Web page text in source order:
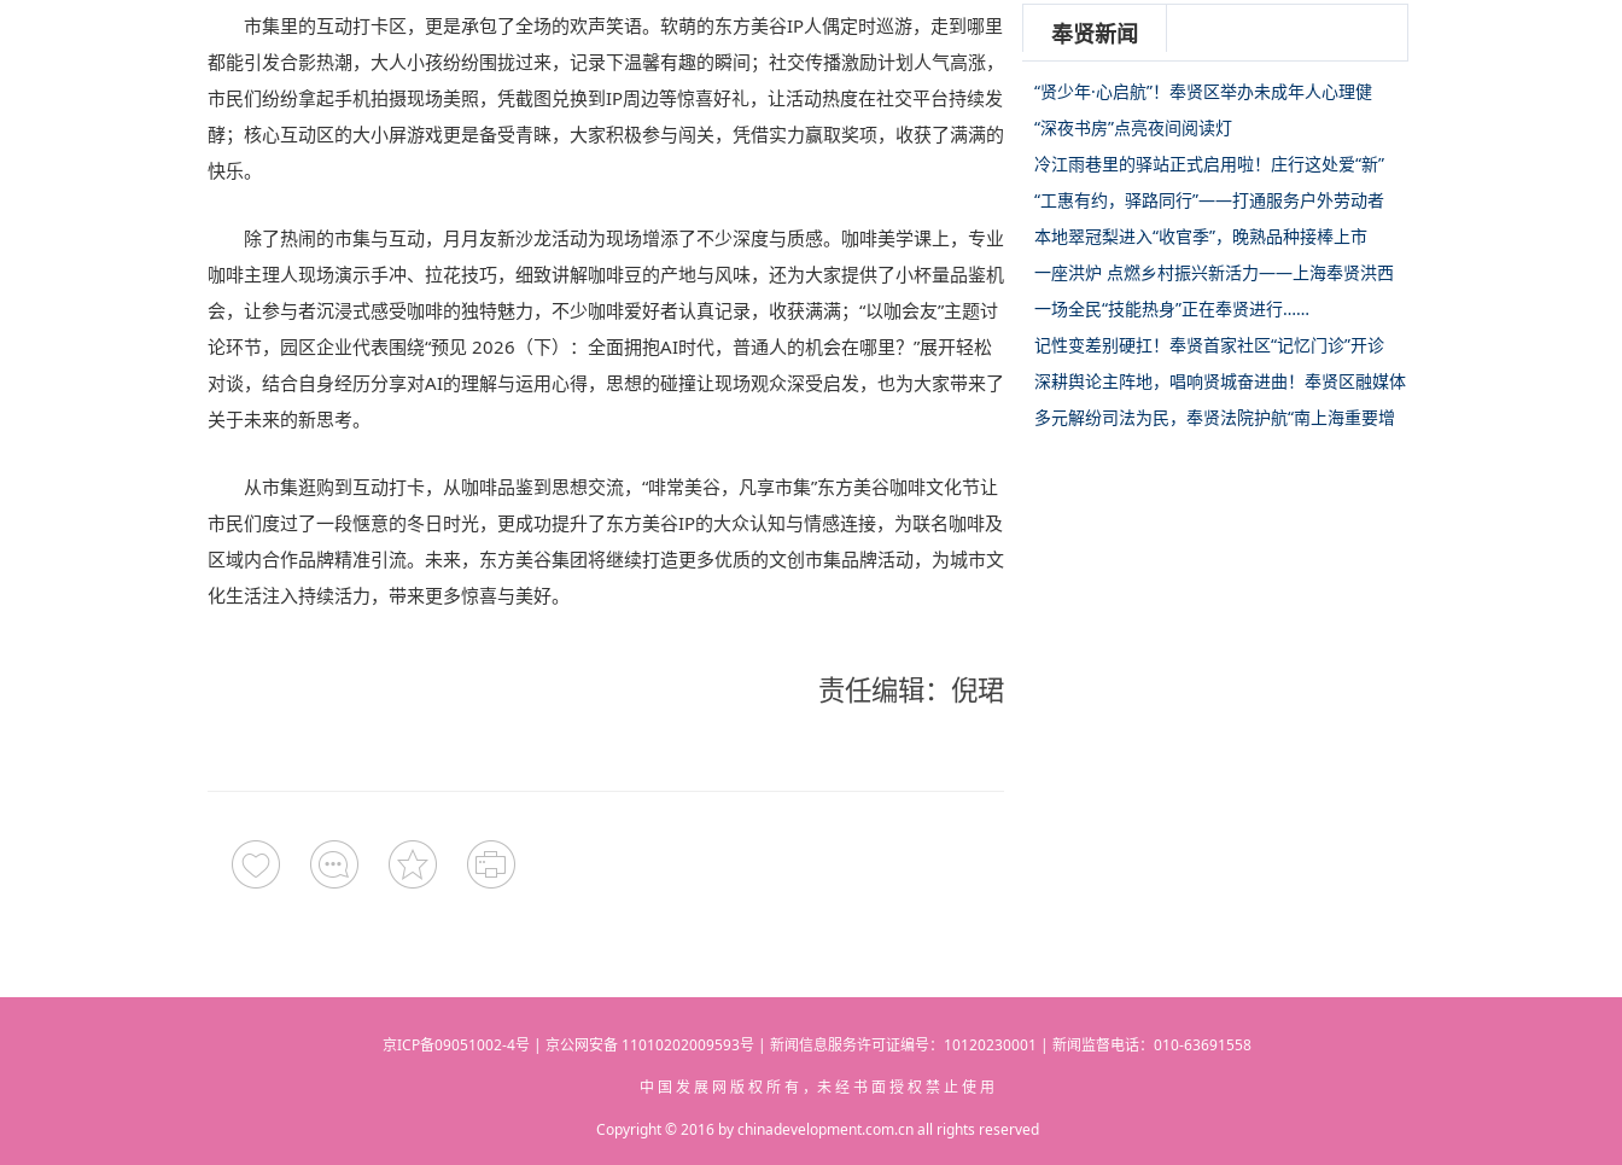
市集里的互动打卡区，更是承包了全场的欢声笑语。软萌的东方美谷IP人偶定时巡游，走到哪里
都能引发合影热潮，大人小孩纷纷围拢过来，记录下温馨有趣的瞬间；社交传播激励计划人气高涨，
市民们纷纷拿起手机拍摄现场美照，凭截图兑换到IP周边等惊喜好礼，让活动热度在社交平台持续发
酵；核心互动区的大小屏游戏更是备受青睐，大家积极参与闯关，凭借实力赢取奖项，收获了满满的
快乐。
除了热闹的市集与互动，月月友新沙龙活动为现场增添了不少深度与质感。咖啡美学课上，专业
咖啡主理人现场演示手冲、拉花技巧，细致讲解咖啡豆的产地与风味，还为大家提供了小杯量品鉴机
会，让参与者沉浸式感受咖啡的独特魅力，不少咖啡爱好者认真记录，收获满满；“以咖会友”主题讨
论环节，园区企业代表围绕“预见 2026（下）：全面拥抱AI时代，普通人的机会在哪里？”展开轻松
对谈，结合自身经历分享对AI的理解与运用心得，思想的碰撞让现场观众深受启发，也为大家带来了
关于未来的新思考。
从市集逛购到互动打卡，从咖啡品鉴到思想交流，“啡常美谷，凡享市集”东方美谷咖啡文化节让
市民们度过了一段惬意的冬日时光，更成功提升了东方美谷IP的大众认知与情感连接，为联名咖啡及
区域内合作品牌精准引流。未来，东方美谷集团将继续打造更多优质的文创市集品牌活动，为城市文
化生活注入持续活力，带来更多惊喜与美好。
责任编辑：倪珺
奉贤新闻
“贤少年·心启航”！奉贤区举办未成年人心理健
“深夜书房”点亮夜间阅读灯
冷江雨巷里的驿站正式启用啦！庄行这处爱“新”
“工惠有约，驿路同行”——打通服务户外劳动者
本地翠冠梨进入“收官季”，晚熟品种接棒上市
一座洪炉 点燃乡村振兴新活力——上海奉贤洪西
一场全民“技能热身”正在奉贤进行……
记性变差别硬扛！奉贤首家社区“记忆门诊”开诊
深耕舆论主阵地，唱响贤城奋进曲！奉贤区融媒体
多元解纷司法为民，奉贤法院护航“南上海重要增
京ICP备09051002-4号 | 京公网安备 11010202009593号 | 新闻信息服务许可证编号：10120230001 | 新闻监督电话：010-63691558
中 国 发 展 网 版 权 所 有 ，未 经 书 面 授 权 禁 止 使 用
Copyright © 2016 by chinadevelopment.com.cn all rights reserved